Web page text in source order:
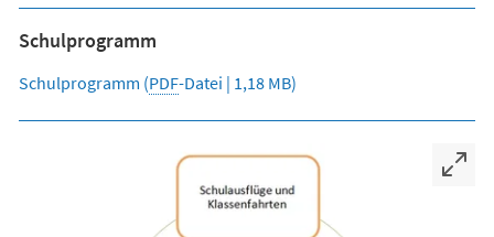
Schulprogramm
Schulprogramm PDF-Datei 1,18 MB